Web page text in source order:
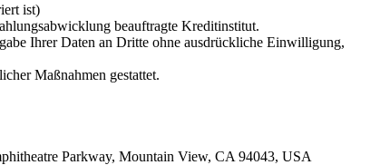
ist)
beauftragte Kreditinstitut.
Ihrer Daten an Dritte ohne ausdrückliche Einwilligung,
Maßnahmen gestattet.
Parkway, Mountain View, CA 94043, USA